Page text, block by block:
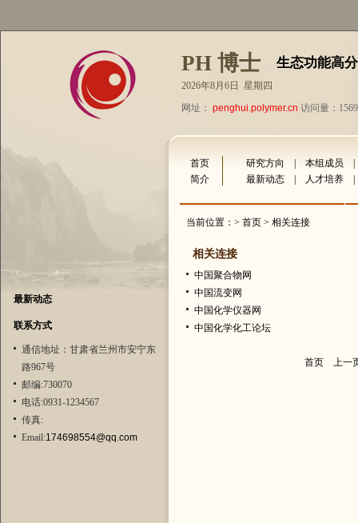
PH 博士 生态功能高
2026年8月6日 星期四
网址： penghui.polymer.cn 访问量：
最新动态
联系方式
通信地址：甘肃省兰州市安宁东
路967号
邮编:730070
电话:0931-1234567
传真:
Email:174698554@qq.com
首页 研究方向 本组成员
简介
最新动态 人才培养
当前位置：> 首页 > 相关连接
相关连接
中国聚合物网
中国流变网
中国化学仪器网
中国化学化工论坛
首页 上一